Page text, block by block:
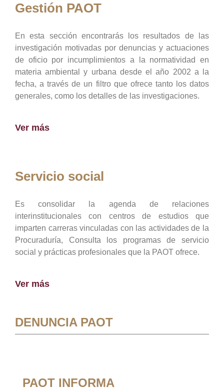
Gestión PAOT
En esta sección encontrarás los resultados de las
investigación motivadas por denuncias y actuaciones
de oficio por incumplimientos a la normatividad en
materia ambiental y urbana desde el año 2002 a la
fecha, a través de un filtro que ofrece tanto los datos
generales, como los detalles de las investigaciones.
Ver más
Servicio social
Es consolidar la agenda de relaciones
interinstitucionales con centros de estudios que
imparten carreras vinculadas con las actividades de la
Procuraduría, Consulta los programas de servicio
social y prácticas profesionales que la PAOT ofrece.
Ver más
DENUNCIA PAOT
PAOT INFORMA